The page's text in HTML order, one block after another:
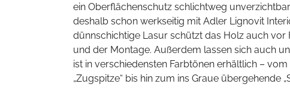
ein Oberflächenschutz schlichtweg
deshalb schon werkseitig mit Adler Lignovit
dünnschichtige Lasur schützt das Holz auch
und der Montage. Außerdem lassen sich auch
ist in verschiedensten Farbtönen erhältlich –
„Zugspitze“ bis hin zum ins Graue übergehende